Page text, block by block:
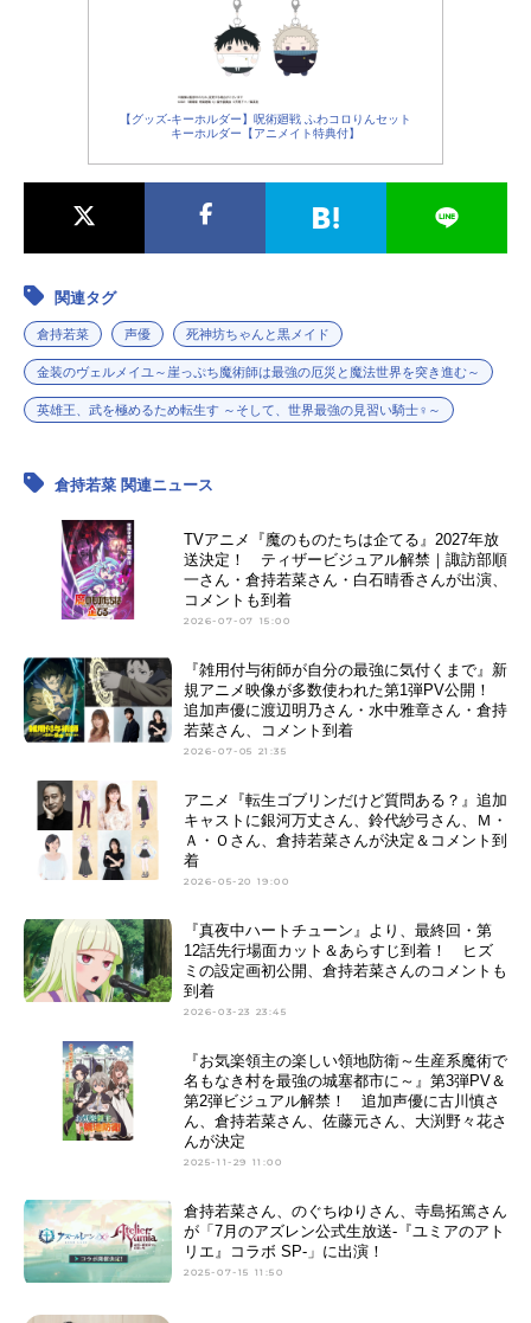
【グッズ-キーホルダー】呪術廻戦 ふわコロりんセット
キーホルダー【アニメイト特典付】
関連タグ
倉持若菜 声優 死神坊ちゃんと黒メイド
金装のヴェルメイユ～崖っぷち魔術師は最強の厄災と魔法世界を突き進む～
英雄王、武を極めるため転生す ～そして、世界最強の見習い騎士♀～
倉持若菜 関連ニュース
TVアニメ『魔のものたちは企てる』2027年放
送決定！ ティザービジュアル解禁｜諏訪部順
一さん・倉持若菜さん・白石晴香さんが出演、
コメントも到着
2026-07-07 15:00
『雑用付与術師が自分の最強に気付くまで』新
規アニメ映像が多数使われた第1弾PV公開！
追加声優に渡辺明乃さん・水中雅章さん・倉持
若菜さん、コメント到着
2026-07-05 21:35
アニメ『転生ゴブリンだけど質問ある？』追加
キャストに銀河万丈さん、鈴代紗弓さん、Ｍ・
Ａ・Ｏさん、倉持若菜さんが決定＆コメント到
着
2026-05-20 19:00
『真夜中ハートチューン』より、最終回・第
12話先行場面カット＆あらすじ到着！ ヒズ
ミの設定画初公開、倉持若菜さんのコメントも
到着
2026-03-23 23:45
『お気楽領主の楽しい領地防衛～生産系魔術で
名もなき村を最強の城塞都市に～』第3弾PV＆
第2弾ビジュアル解禁！ 追加声優に古川慎さ
ん、倉持若菜さん、佐藤元さん、大渕野々花さ
んが決定
2025-11-29 11:00
倉持若菜さん、のぐちゆりさん、寺島拓篤さん
が「7月のアズレン公式生放送-『ユミアのアト
リエ』コラボ SP-」に出演！
2025-07-15 11:50